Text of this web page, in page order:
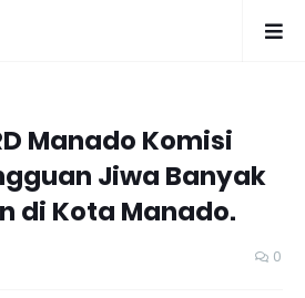
Manado Komisi
Jiwa Banyak
di Kota Manado.
0